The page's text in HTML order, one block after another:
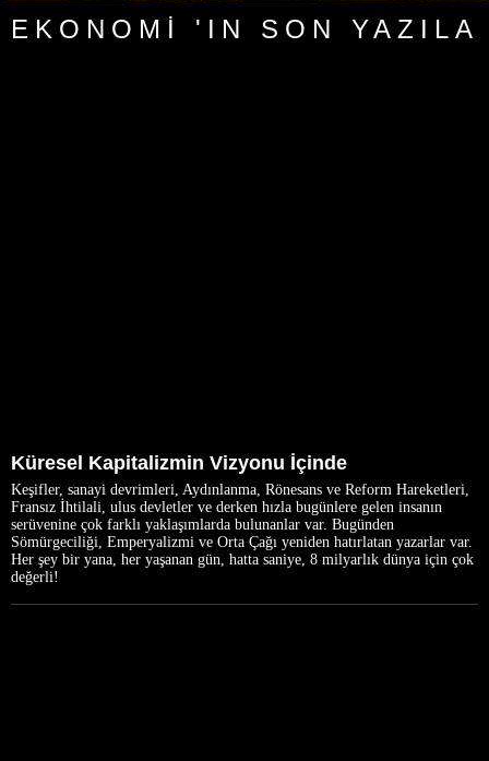
EKONOMI 'IN SON
Küresel Kapitalizmin Vizyonu İçinde
Keşifler, sanayi devrimleri, Aydınlanma, Rönesans ve Reform Hareketleri,
Fransız İhtilali, ulus devletler ve derken hızla bugünlere gelen insanın
serüvenine çok farklı yaklaşımlarda bulunanlar var. Bugünden
Sömürgeciliği, Emperyalizmi ve Orta Çağı yeniden hatırlatan yazarlar var.
Her şey bir yana, her yaşanan gün, hatta saniye, 8 milyarlık dünya için çok
değerli!